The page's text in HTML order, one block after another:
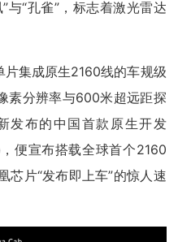
“孔雀”，标志着激光雷达
片集成原生2160线的车规级
素分辨率与600米超远距探
发布的中国首款原生开发
便宣布搭载全球首个2160
芯片“发布即上车”的惊人速